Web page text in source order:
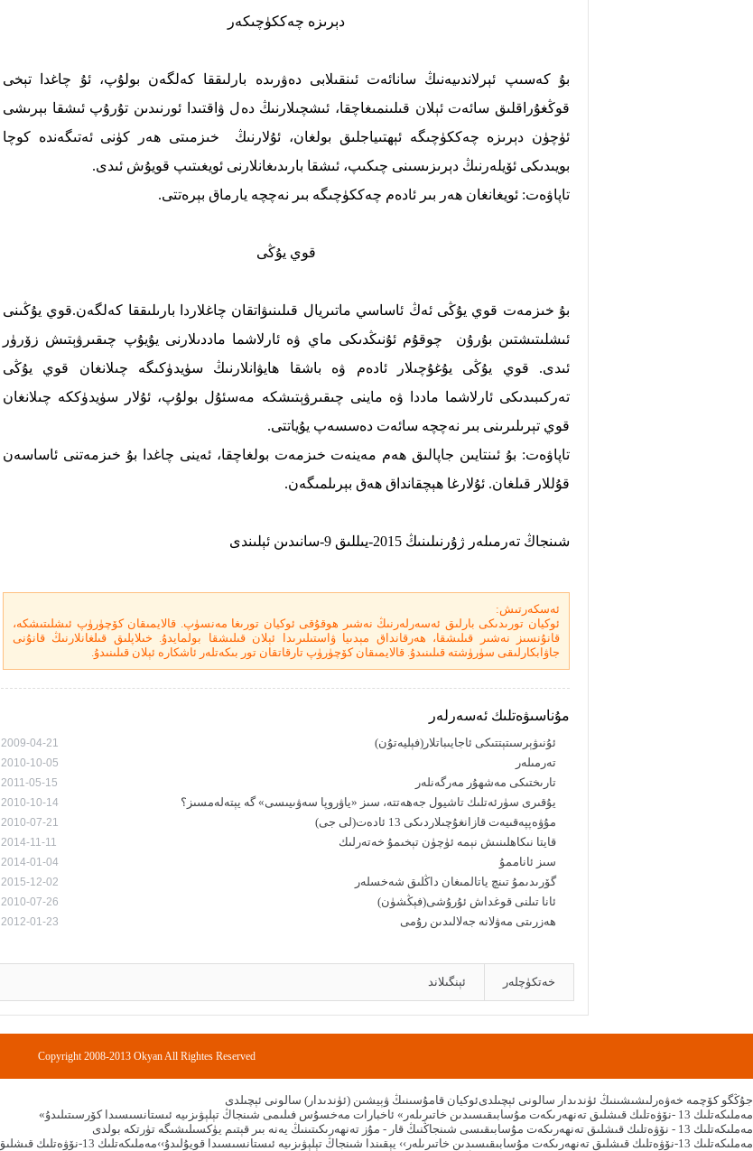
دېرىزە چەككۈچىكەر
بۇ كەسىپ ئېرلاندىيەنىڭ سانائەت ئىنقىلابى دەۋرىدە بارلىققا كەلگەن بولۇپ،
ئۇ چاغدا تېخى
قوڭغۇراقلىق سائەت ئېلان قىلىنمىغاچقا، ئىشچىلارنىڭ دەل ۋاقتىدا ئورنىدىن تۇرۇپ ئىشقا بېرىشى
ئۈچۈن دېرىزە چەككۈچىگە ئېھتىياجلىق بولغان، ئۇلارنىڭ خىزمىتى ھەر كۈنى ئەتىگەندە كوچا
بويىدىكى ئۆيلەرنىڭ دېرىزىسىنى چىكىپ، ئىشقا بارىدىغانلارنى ئويغىتىپ قويۇش ئىدى.
تاپاۋەت: ئويغانغان ھەر بىر ئادەم چەككۈچىگە بىر نەچچە يارماق بېرەتتى.
قوي يۇڭى
بۇ خىزمەت قوي يۇڭى ئەڭ ئاساسي ماتىريال قىلىنىۋاتقان چاغلاردا بارىلىققا كەلگەن.قوي يۇڭىنى
ئىشلىتىشتىن بۇرۇن چوقۇم ئۇنىڭدىكى ماي ۋە ئارلاشما ماددىلارنى يۇيۇپ چىقىرۋېتىش زۆرۈر
ئىدى. قوي يۇڭى يۇغۇچىلار ئادەم ۋە باشقا ھايۋانلارنىڭ سۈيدۈكىگە چىلانغان قوي يۇڭى
تەركىبىدىكى ئارلاشما ماددا ۋە ماينى چىقىرۋېتىشكە مەسئۇل بولۇپ، ئۇلار سۈيدۈككە چىلانغان
قوي تېرىلىرىنى بىر نەچچە سائەت دەسسەپ يۇياتتى.
تاپاۋەت: بۇ ئىنتايىن جاپالىق ھەم مەينەت خىزمەت بولغاچقا، ئەينى چاغدا بۇ خىزمەتنى ئاساسەن
قۇللار قىلغان. ئۇلارغا ھېچقانداق ھەق بېرىلمىگەن.
شىنجاڭ تەرمىلەر ژۇرنىلىنىڭ 2015-يىللىق 9-سانىدىن ئېلىندى
ئەسكەرتىش:
ئوكيان تورىدىكى بارلىق ئەسەرلەرنىڭ نەشىر ھوقۇقى ئوكيان تورىغا مەنسۈپ. قالايمىقان كۆچۈرۈپ ئىشلىتىشكە،
قانۇنسىز نەشىر قىلىشقا، ھەرقانداق مېدىيا ۋاستىلىرىدا ئېلان قىلىشقا بولمايدۇ. خىلاپلىق قىلغانلارنىڭ قانۇنى
جاۋابكارلىقى سۈرۈشتە قىلىنىدۇ. قالايمىقان كۆچۈرۈپ تارقاتقان تور بىكەتلەر ئاشكارە ئېلان قىلىنىدۇ.
مۇناسىۋەتلىك ئەسەرلەر
ئۇنىۋېرسىتېتتىكى ئاجايىباتلار(فېليەتۇن) 2009-04-21
تەرمىلەر 2010-10-05
تارىختىكى مەشھۇر مەرگەنلەر 2011-05-15
يۇقىرى سۈرئەتلىك تاشيول جەھەتتە، سىز «ياۋروپا سەۋىيىسى» گە يېتەلەمسىز؟ 2010-10-14
مۇۋەپپەقىيەت قازانغۇچىلاردىكى 13 ئادەت(لى جى) 2010-07-21
قايتا نىكاھلىنىش نېمە ئۈچۈن تېخىمۇ خەتەرلىك 2014-11-11
سىز ئاناممۇ 2014-01-04
گۆرىدىمۇ تىنچ ياتالمىغان داڭلىق شەخسلەر 2015-12-02
ئانا تىلنى قوغداش ئۇرۇشى(فېڭشۈن) 2010-07-26
ھەزرىتى مەۋلانە جەلالىدىن رۇمى 2012-01-23
خەتكۈچلەر ئېنگىلاند
Copyright 2008-2013 Okyan All Rightes Reserved
جۇڭگو كۆچمە خەۋەرلىشىشىنىڭ ئۈندىدار سالونى ئېچىلدىئوكيان قامۇسىنىڭ ۋېيشىن (ئۈندىدار) سالونى ئېچىلدى
«مەملىكەتلىك 13 -نۆۋەتلىك قىشلىق تەنھەرىكەت مۇسابىقىسىدىن خاتىرىلەر» ئاخبارات مەخسۇس فىلىمى شىنجاڭ تېلېۋىزىيە ئىستانسىسىدا كۆرسىتىلىدۇ
مەملىكەتلىك 13 - نۆۋەتلىك قىشلىق تەنھەرىكەت مۇسابىقىسى شىنجاڭنىڭ قار - مۇز تەنھەرىكىتىنىڭ يەنە بىر قېتىم يۈكسىلىشىگە تۈرتكە بولدى
‹‹مەملىكەتلىك 13-نۆۋەتلىك قىشلىق تەنھەرىكەت مۇسابىقىسىدىن خاتىرىلەر›› يېقىندا شىنجاڭ تېلېۋىزىيە ئىستانسىسىدا قويۇلىدۇ
مەملىكەتلىك 13-نۆۋەتلىك قىشلىق تەنھەرىكەت مۇسابىقىسى بۈگۈن رەسمىي باشلىنىدۇ